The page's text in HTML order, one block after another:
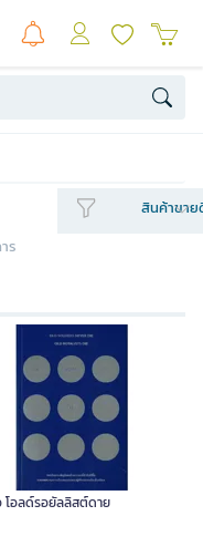
ร
สินค้าขาย
โอลด์รอยัลลิสต์ดาย